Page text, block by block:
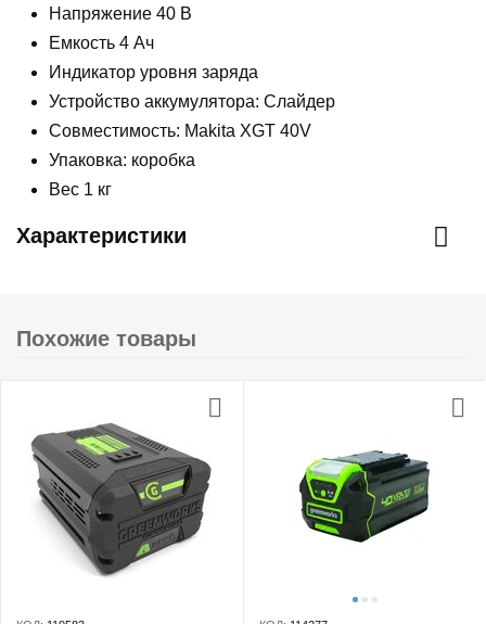
Напряжение 40 В
Емкость 4 Ач
Индикатор уровня заряда
Устройство аккумулятора: Слайдер
Совместимость: Makita XGT 40V
Упаковка: коробка
Вес 1 кг
Характеристики
Похожие товары